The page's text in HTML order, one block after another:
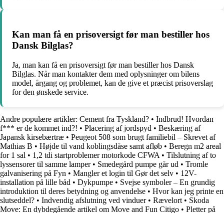
Kan man få en prisoversigt før man bestiller hos
Dansk Bilglas?
Ja, man kan få en prisoversigt før man bestiller hos Dansk
Bilglas. Når man kontakter dem med oplysninger om bilens
model, årgang og problemet, kan de give et præcist prisoverslag
for den ønskede service.
Andre populære artikler: Cement fra Tyskland? • Indbrud! Hvordan
f*** er de kommet ind?! • Placering af jordspyd • Beskæring af
Japansk kirsebærtræ • Peugeot 508 som brugt familiebil – Skrevet af
Mathias B • Højde til vand koblingsdåse samt afløb • Beregn m2 areal
for 1 sal • 1,2 tdi startproblemer motorkode CFWA • Tilslutning af to
lyssensorer til samme lamper• Smedegård pumpe går ud • Tromle
galvanisering på Fyn • Mangler et login til Gør det selv • 12V-
installation på lille båd • Dykpumpe • Svejse symboler – En grundig
introduktion til deres betydning og anvendelse • Hvor kan jeg printe en
slutseddel? • Indvendig afslutning ved vinduer• Rævelort • Skoda
Move: En dybdegående artikel om Move and Fun Citigo • Pletter på